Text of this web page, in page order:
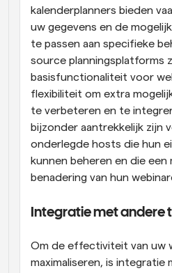
kalenderplanners bieden
uw gegevens en de
te passen aan specifieke
source planningsplatforms
basisfunctionaliteit voor
flexibiliteit om extra
te verbeteren en te
bijzonder aantrekkelijk zijn
onderlegde hosts die hun
kunnen beheren en die een
benadering van hun
Integratie met andere
Om de effectiviteit van uw
maximaliseren, is integratie